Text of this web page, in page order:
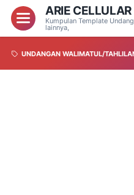
ARIE CELLULAR
Kumpulan Template
lainnya,
UNDANGAN WALIMATUL/